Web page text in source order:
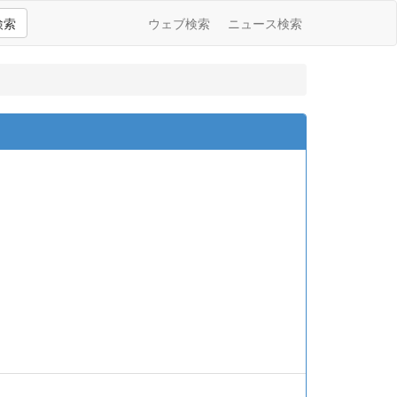
索 ウェブ検索 ニュース検索